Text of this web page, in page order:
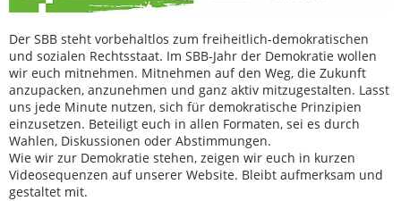
Der SBB steht vorbehaltlos zum freiheitlich-demokratischen
und sozialen Rechtsstaat. Im SBB-Jahr der Demokratie wollen
wir euch mitnehmen. Mitnehmen auf den Weg, die Zukunft
anzupacken, anzunehmen und ganz aktiv mitzugestalten. Lasst
uns jede Minute nutzen, sich für demokratische Prinzipien
einzusetzen. Beteiligt euch in allen Formaten, sei es durch
Wahlen, Diskussionen oder Abstimmungen.
Wie wir zur Demokratie stehen, zeigen wir euch in kurzen
Videosequenzen auf unserer Website. Bleibt aufmerksam und
gestaltet mit.